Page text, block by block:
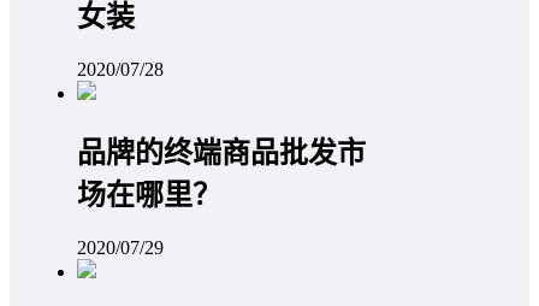
女装
2020/07/28
品牌的终端商品批发市
场在哪里？
2020/07/29